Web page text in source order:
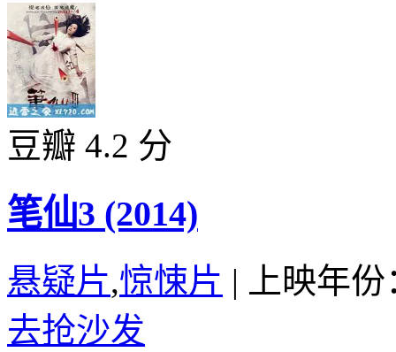
豆瓣 4.2 分
笔仙3 (2014)
悬疑片,惊悚片 |
上映年
去抢沙发